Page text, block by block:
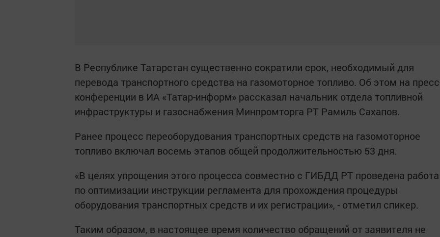
В Республике Татарстан существенно сократили срок, необходимый для
перевода транспортного средства на газомоторное топливо. Об этом на
конференции в ИА «Татар-информ» рассказал начальник отдела топливной
инфраструктуры и газоснабжения Минпромторга РТ Рамиль Сахапов.
Ранее процесс переоборудования транспортных средств на газомоторное
топливо включал восемь этапов общей продолжительностью 53 дня.
«В целях упрощения этого процесса совместно с ГИБДД РТ проведена работа
по оптимизации инструкции регламента для прохождения процедуры
оборудования транспортных средств и их регистрации», - отметил спикер.
Таким образом, в настоящее время количество обращений от заявителя не